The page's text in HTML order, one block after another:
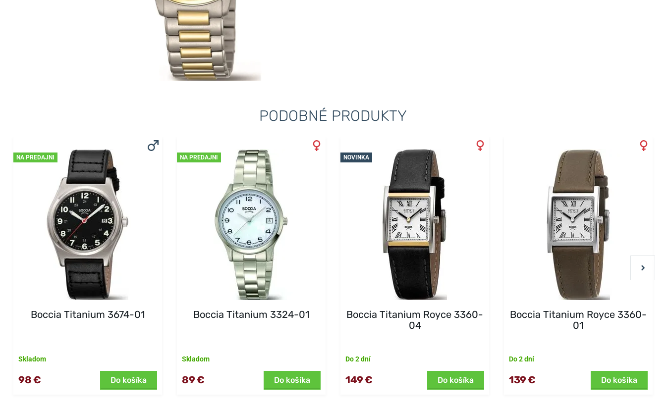
PODOBNÉ PRODUKTY
NA PREDAJNI
Boccia Titanium 3674-01
Skladom
98 € Do košíka
NA PREDAJNI
Boccia Titanium 3324-01
Skladom
89 € Do košíka
NOVINKA
Boccia Titanium Royce 3360-
04
Do 2 dní
149 € Do košíka
Boccia Titanium Royce 3360-
01
Do 2 dní
139 € Do košíka